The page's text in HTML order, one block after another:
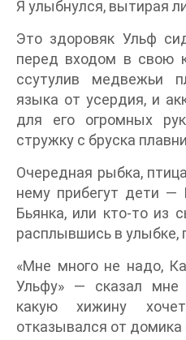
Я улыбнулся, вытирая
Это здоровяк Ульф
перед входом в свою
ссутулив медвежьи
языка от усердия, и
для его огромных
стружку с бруска
Очередная рыбка,
нему прибегут дети —
Бьянка, или кто-то из
расплывшись в улыбке,
«Мне много не надо,
Ульфу» — сказал мне
какую хижину
отказывался от домика